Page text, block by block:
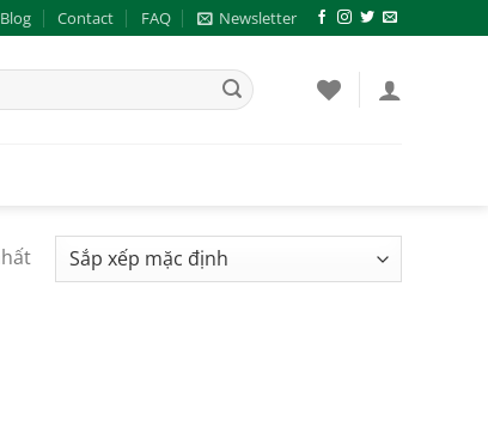
Blog Contact FAQ Newsletter